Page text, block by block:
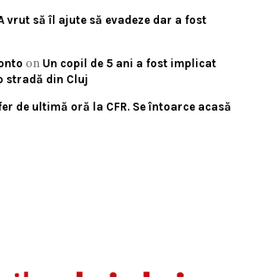
vrut să îl ajute să evadeze dar a fost
on Un copil de 5 ani a fost implicat
stradă din Cluj
de ultimă oră la CFR. Se întoarce acasă